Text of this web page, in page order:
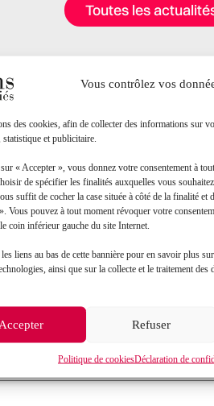
Vous contrôlez vos
des cookies, afin de collecter des informations sur
et publicitaire.
« Accepter », vous donnez votre consentement à
de spécifier les finalités auxquelles vous
suffit de cocher la case située à côté de la finalité et
Vous pouvez à tout moment révoquer votre
coin inférieur gauche du site Internet.
liens au bas de cette bannière pour en savoir plus
ainsi que sur la collecte et le traitement des
Accepter Refuser
Politique de cookiesDéclaration de
Toutes les
Contact
Objet de